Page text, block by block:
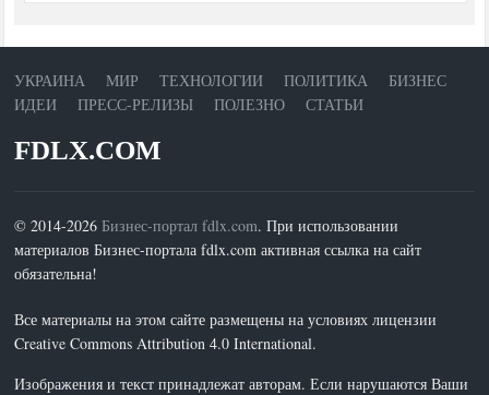
УКРАИНА МИР ТЕХНОЛОГИИ ПОЛИТИКА
БИЗНЕС
ИДЕИ
ПРЕСС-РЕЛИЗЫ ПОЛЕЗНО СТАТЬИ
FDLX.COM
© 2014-2026 Бизнес-портал fdlx.com. При использовании
материалов Бизнес-портала fdlx.com активная ссылка на сайт
обязательна!
Все материалы на этом сайте размещены на условиях лицензии
Creative Commons Attribution 4.0 International.
Изображения и текст принадлежат авторам. Если нарушаются Ваши